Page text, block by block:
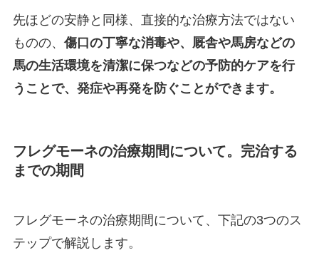
先ほどの安静と同様、直接的な治療方法ではない
ものの、 傷口の丁寧な消毒や、厩舎や馬房などの
馬の生活環境を清潔に保つなどの予防的ケアを行
うことで、発症や再発を防ぐことができます。
フレグモーネの治療期間について。完治する
までの期間
フレグモーネの治療期間について、下記の3つのス
テップで解説します。